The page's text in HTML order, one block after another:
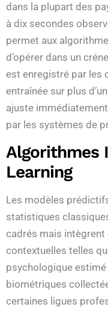
dans la plupart des
à dix secondes
permet aux
d’opérer dans un
est enregistré par les
entraînée sur plus
ajuste
par les systèmes de
Algorithmes
Learning
Les modèles
statistiques
cadrés mais intègrent
contextuelles telles
psychologique estimé
biométriques
certaines ligues